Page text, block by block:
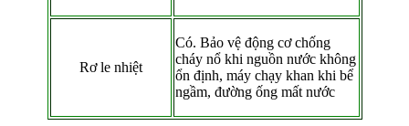
Rơ le nhiệt
Có. Bảo vệ động cơ chống
cháy nổ khi nguồn nước không
ổn định, máy chạy khan khi bể
ngầm, đường ống mất nước